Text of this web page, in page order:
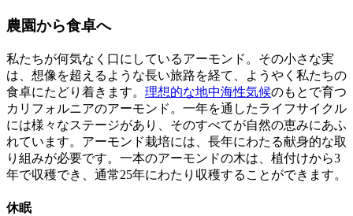
農園から食卓へ
私たちが何気なく口にしているアーモンド。その小さな実
は、想像を超えるような長い旅路を経て、ようやく私たちの
食卓にたどり着きます。 理想的な地中海性気候のもとで育つ
カリフォルニアのアーモンド。一年を通したライフサイクル
には様々なステージがあり、そのすべてが自然の恵みにあふ
れています。アーモンド栽培には、長年にわたる献身的な取
り組みが必要です。一本のアーモンドの木は、植付けから3
年で収穫でき、通常25年にわたり収穫することができます。
休眠